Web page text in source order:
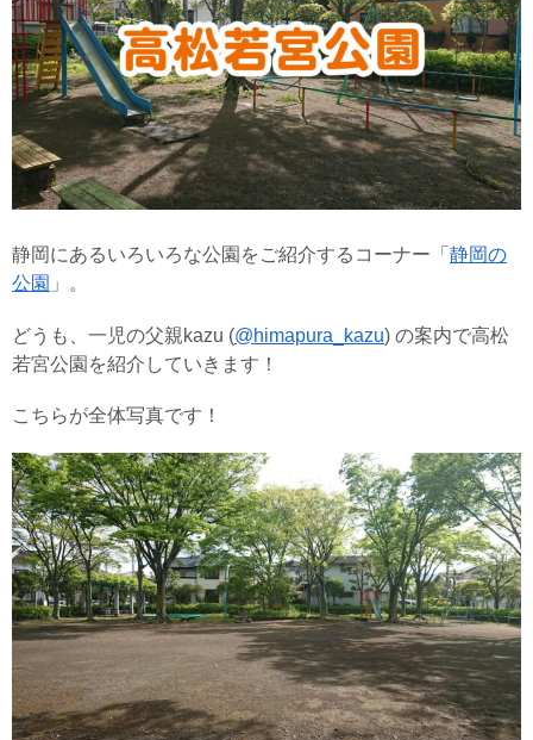
静岡にあるいろいろな公園をご紹介するコーナー「 静岡の
公園 」。
どうも、一児の父親kazu (@himapura_kazu) の案内で高松
若宮公園を紹介していきます！
こちらが全体写真です！